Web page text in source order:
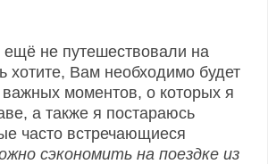
не путешествовали на
хотите, Вам необходимо будет
важных моментов, о которых я
а также я постараюсь
часто встречающиеся
сэкономить на поездке из